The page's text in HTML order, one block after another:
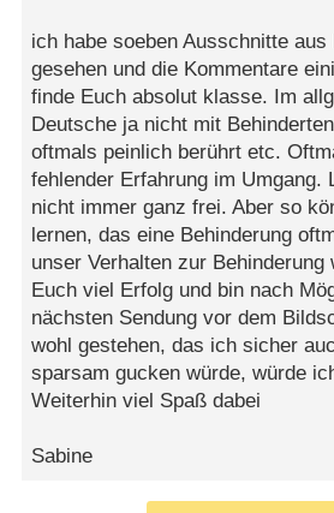
ich habe soeben Ausschnitte aus
gesehen und die Kommentare
finde Euch absolut klasse. Im
Deutsche ja nicht mit
oftmals peinlich berührt etc.
fehlender Erfahrung im Umgang.
nicht immer ganz frei. Aber so
lernen, das eine Behinderung
unser Verhalten zur
Euch viel Erfolg und bin nach
nächsten Sendung vor dem
wohl gestehen, das ich sicher
sparsam gucken würde, würde
Weiterhin viel Spaß dabei
Sabine